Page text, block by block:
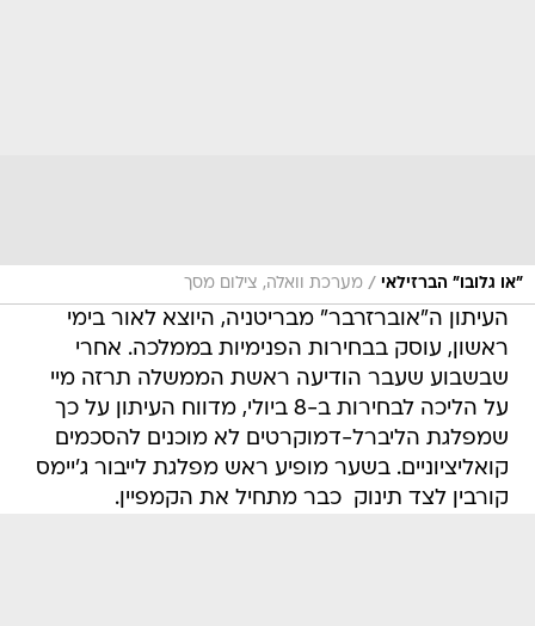
"או גלובו" הברזילאי / מערכת וואלה, צילום מסך
העיתון ה"אוברזרבר" מבריטניה, היוצא לאור בימי
ראשון, עוסק בבחירות הפנימיות בממלכה. אחרי
שבשבוע שעבר הודיעה ראשת הממשלה תרזה מיי
על הליכה לבחירות ב-8 ביולי, מדווח העיתון על כך
שמפלגת הליברל-דמוקרטים לא מוכנים להסכמים
קואליציוניים. בשער מופיע ראש מפלגת לייבור ג'יימס
קורבין לצד תינוק  כבר מתחיל את הקמפיין.